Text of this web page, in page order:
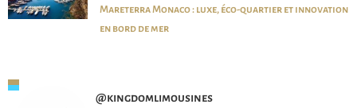
Mareterra Monaco : luxe, éco-quartier et innovation
en bord de mer
@kingdomlimousines